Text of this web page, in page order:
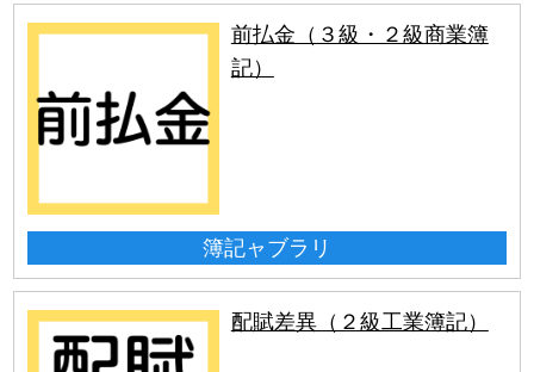
前払金（３級・２級商業簿
記）
簿記ャブラリ
配賦差異（２級工業簿記）